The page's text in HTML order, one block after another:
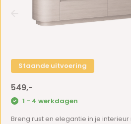
Staande uitvoering
549,-
1 - 4 werkdagen
Breng rust en elegantie in je